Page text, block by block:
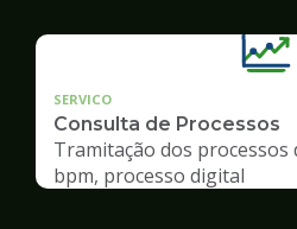
SERVICO
Consulta de Processos
Tramitação dos processos
bpm, processo digital